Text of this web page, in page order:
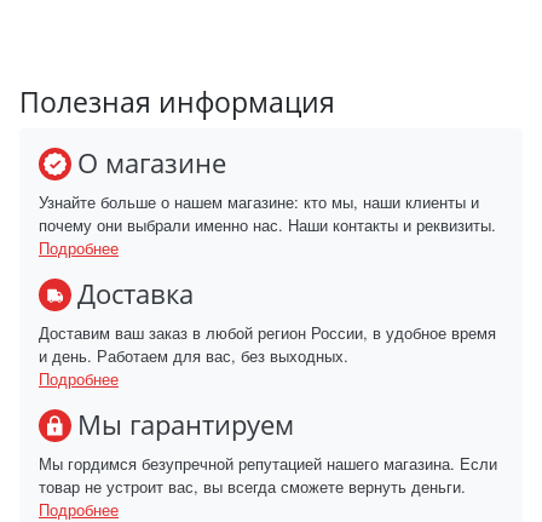
Полезная информация
О магазине
Узнайте больше о нашем магазине: кто мы, наши клиенты и
почему они выбрали именно нас. Наши контакты и реквизиты.
Подробнее
Доставка
Доставим ваш заказ в любой регион России, в удобное время
и день. Работаем для вас, без выходных.
Подробнее
Мы гарантируем
Мы гордимся безупречной репутацией нашего магазина. Если
товар не устроит вас, вы всегда сможете вернуть деньги.
Подробнее